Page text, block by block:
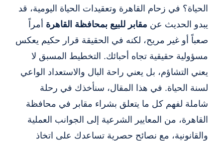
الحياة؟ في زحام القاهرة وتعقيدات الحياة اليومية، قد
يبدو الحديث عن مقابر للبيع بمحافظة القاهرة أمراً
صعباً أو غير مريح، لكنه في الحقيقة قرار حكيم يعكس
مسؤولية حقيقية تجاه أحبائك. التخطيط المسبق لا
يعني التشاؤم، بل يعني راحة البال والاستعداد الواعي
لسنة الحياة. في هذا المقال، سنأخذك في رحلة
شاملة لفهم كل ما يتعلق بشراء مقابر في محافظة
القاهرة، من المعايير الشرعية إلى الجوانب العملية
والقانونية، مع نصائح حصرية تساعدك على اتخاذ